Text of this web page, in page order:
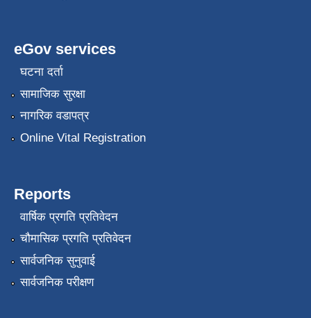
eGov services
घटना दर्ता
सामाजिक सुरक्षा
नागरिक वडापत्र
Online Vital Registration
Reports
वार्षिक प्रगति प्रतिवेदन
चौमासिक प्रगति प्रतिवेदन
सार्वजनिक सुनुवाई
सार्वजनिक परीक्षण